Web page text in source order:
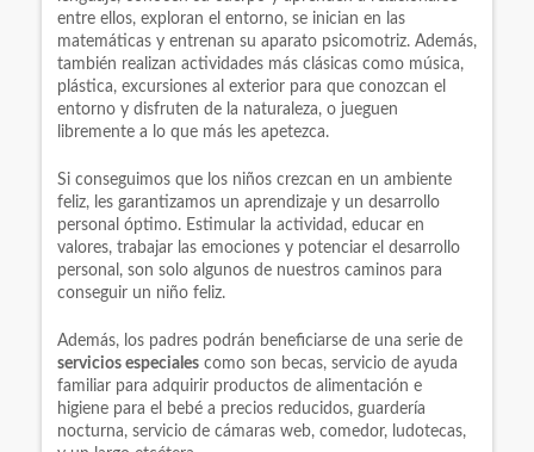
entre ellos, exploran el entorno, se inician en las
matemáticas y entrenan su aparato psicomotriz. Además,
también realizan actividades más clásicas como música,
plástica, excursiones al exterior para que conozcan el
entorno y disfruten de la naturaleza, o jueguen
libremente a lo que más les apetezca.
Si conseguimos que los niños crezcan en un ambiente
feliz, les garantizamos un aprendizaje y un desarrollo
personal óptimo. Estimular la actividad, educar en
valores, trabajar las emociones y potenciar el desarrollo
personal, son solo algunos de nuestros caminos para
conseguir un niño feliz.
Además, los padres podrán beneficiarse de una serie de
servicios especiales como son becas, servicio de ayuda
familiar para adquirir productos de alimentación e
higiene para el bebé a precios reducidos, guardería
nocturna, servicio de cámaras web, comedor, ludotecas,